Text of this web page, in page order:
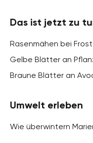
Das ist jetzt zu
Rasenmähen bei Frost
Gelbe Blätter an
Braune Blätter an
Umwelt erleben
Wie überwintern